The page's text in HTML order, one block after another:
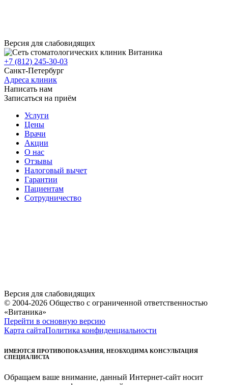
Версия для слабовидящих
+7 (812) 245-30-03
Санкт-Петербург
Адреса клиник
Написать нам
Записаться на приём
Услуги
Цены
Врачи
Акции
О нас
Отзывы
Налоговый вычет
Гарантии
Пациентам
Сотрудничество
Версия для слабовидящих
© 2004-2026 Общество с ограниченной ответственностью
«Витаника»
Перейти в основную версию
Карта сайтаПолитика конфиденциальности
ИМЕЮТСЯ ПРОТИВОПОКАЗАНИЯ, НЕОБХОДИМА КОНСУЛЬТАЦИЯ
СПЕЦИАЛИСТА
Обращаем ваше внимание, данный Интернет-сайт носит